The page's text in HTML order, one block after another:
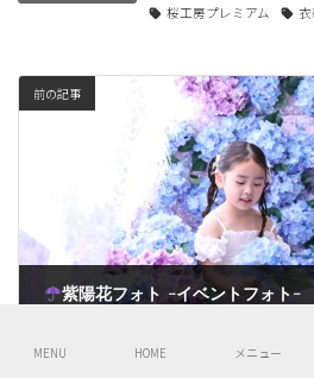
桜工房プレミアム
前の記事
紫陽花フォト -イベントフォト-
MENU HOME メニュー